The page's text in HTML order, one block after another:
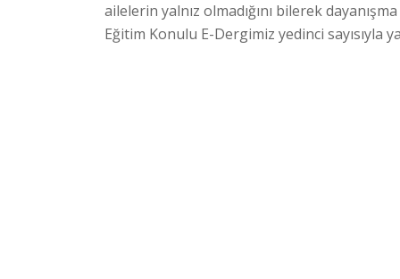
ailelerin yalnız olmadığını bilerek
Eğitim Konulu E-Dergimiz yedinci sayısıyla